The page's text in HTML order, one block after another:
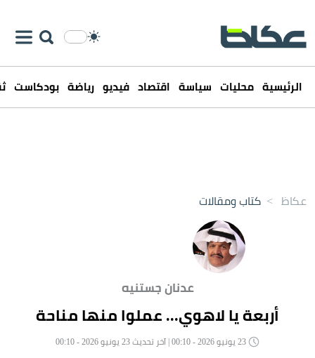
الرئيسية محليات سياسة اقتصاد فيديو رياضة بودكاست
عكاظ > كتاب ومقالات
عدنان جستنيه
أربعة يا لاهوي... عملوا منها مناحة